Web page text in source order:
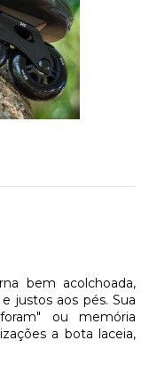
bem acolchoada,
justos aos pés. Sua
ou memória
a bota laceia,